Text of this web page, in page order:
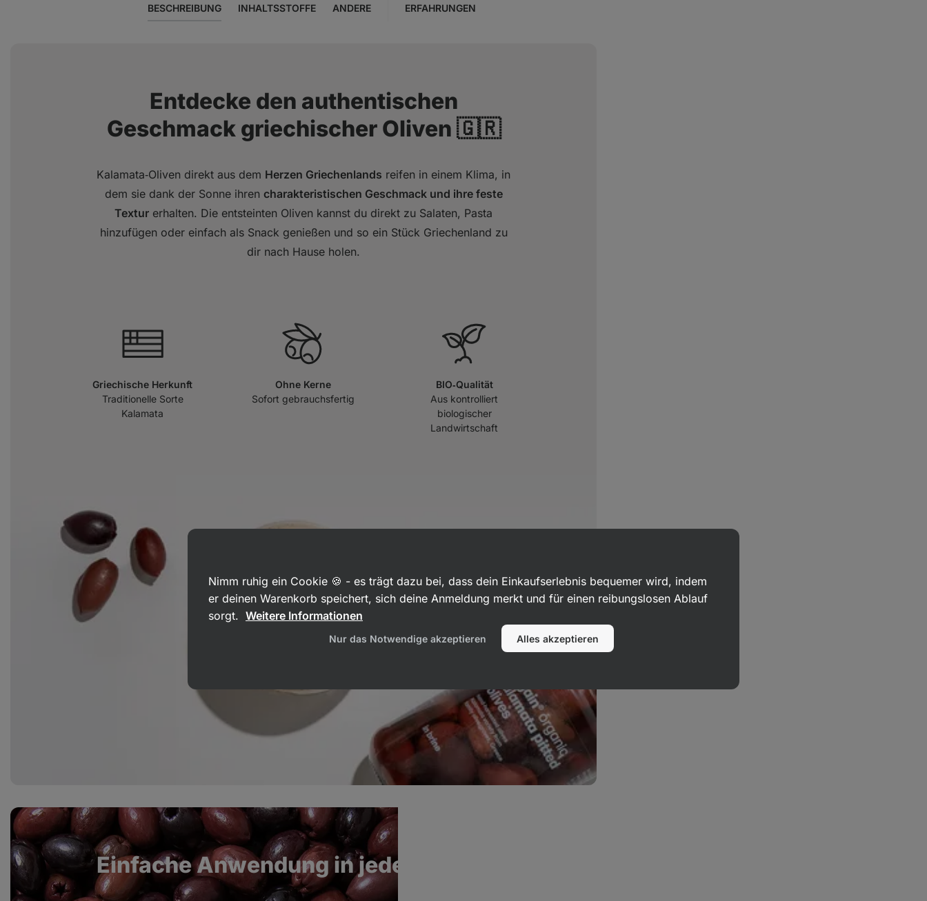
BESCHREIBUNG INHALTSSTOFFE ANDERE ERFAHRUNGEN
Entdecke den authentischen
Geschmack griechischer Oliven 🇬🇷
Kalamata‑Oliven direkt aus dem Herzen Griechenlands reifen in einem Klima, in
dem sie dank der Sonne ihren charakteristischen Geschmack und ihre feste
Textur erhalten. Die entsteinten Oliven kannst du direkt zu Salaten, Pasta
hinzufügen oder einfach als Snack genießen und so ein Stück Griechenland zu
dir nach Hause holen.
Griechische Herkunft
Traditionelle Sorte
Kalamata
Ohne Kerne
Sofort gebrauchsfertig
BIO‑Qualität
Aus kontrolliert
biologischer
Landwirtschaft
Einfache Anwendung in jedem Gericht
Nimm ruhig ein Cookie 🍪 - es trägt dazu bei, dass dein Einkaufserlebnis bequemer wird, indem
er deinen Warenkorb speichert, sich deine Anmeldung merkt und für einen reibungslosen Ablauf
sorgt. Weitere Informationen
Nur das Notwendige akzeptieren Alles akzeptieren